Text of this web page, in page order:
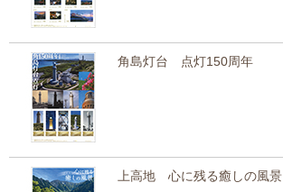
角島灯台 点灯150周年
上高地 心に残る癒しの風景